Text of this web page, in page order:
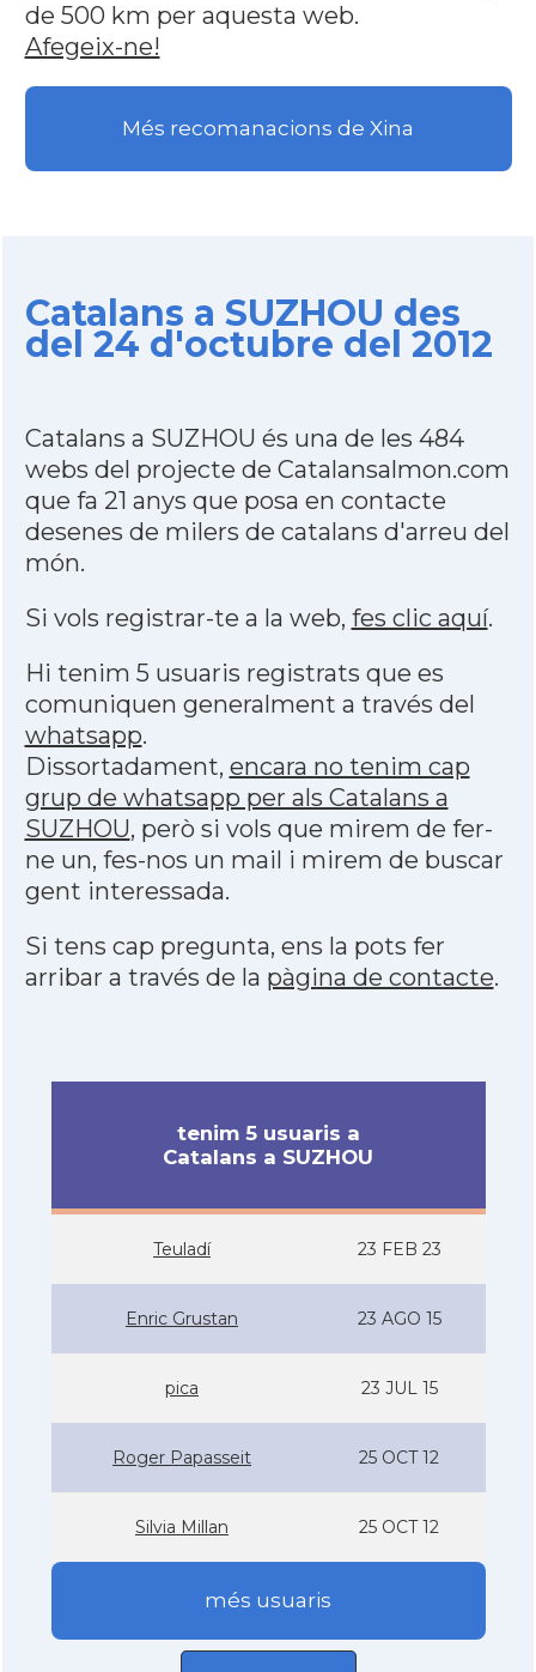
de 500 km per aquesta web.
Afegeix-ne!
Més recomanacions de Xina
Catalans a SUZHOU des
del 24 d'octubre del 2012
Catalans a SUZHOU és una de les 484
webs del projecte de Catalansalmon.com
que fa 21 anys que posa en contacte
desenes de milers de catalans d'arreu del
món.
Si vols registrar-te a la web, fes clic aquí.
Hi tenim 5 usuaris registrats que es
comuniquen generalment a través del
whatsapp.
Dissortadament, encara no tenim cap
grup de whatsapp per als Catalans a
SUZHOU, però si vols que mirem de fer-
ne un, fes-nos un mail i mirem de buscar
gent interessada.
Si tens cap pregunta, ens la pots fer
arribar a través de la pàgina de contacte.
tenim 5 usuaris a
Catalans a SUZHOU
Teuladí­ 23 FEB 23
Enric Grustan 23 AGO 15
pica 23 JUL 15
Roger Papasseit 25 OCT 12
Silvia Millan 25 OCT 12
més usuaris